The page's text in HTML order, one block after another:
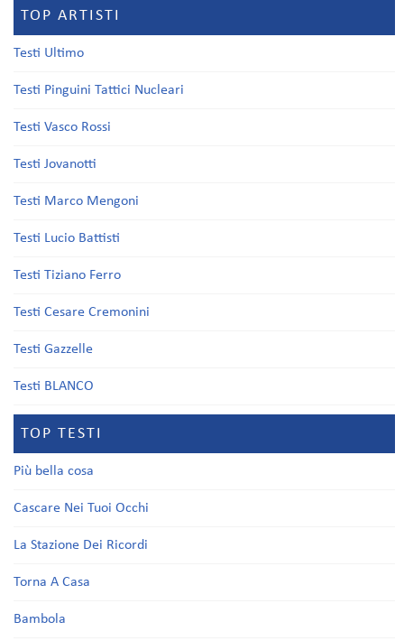
TOP ARTISTI
Testi Ultimo
Testi Pinguini Tattici Nucleari
Testi Vasco Rossi
Testi Jovanotti
Testi Marco Mengoni
Testi Lucio Battisti
Testi Tiziano Ferro
Testi Cesare Cremonini
Testi Gazzelle
Testi BLANCO
TOP TESTI
Più bella cosa
Cascare Nei Tuoi Occhi
La Stazione Dei Ricordi
Torna A Casa
Bambola